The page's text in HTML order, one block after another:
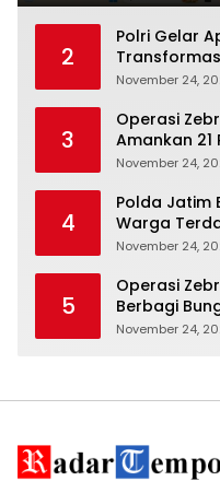
2
Polri Gelar
Masyarakat
November 24,
3
Operasi
Amankan 21
November 24,
4
Polda Jatim
Warga
November 24,
5
Operasi
Berbagi
Tertib Lalin
November 24,